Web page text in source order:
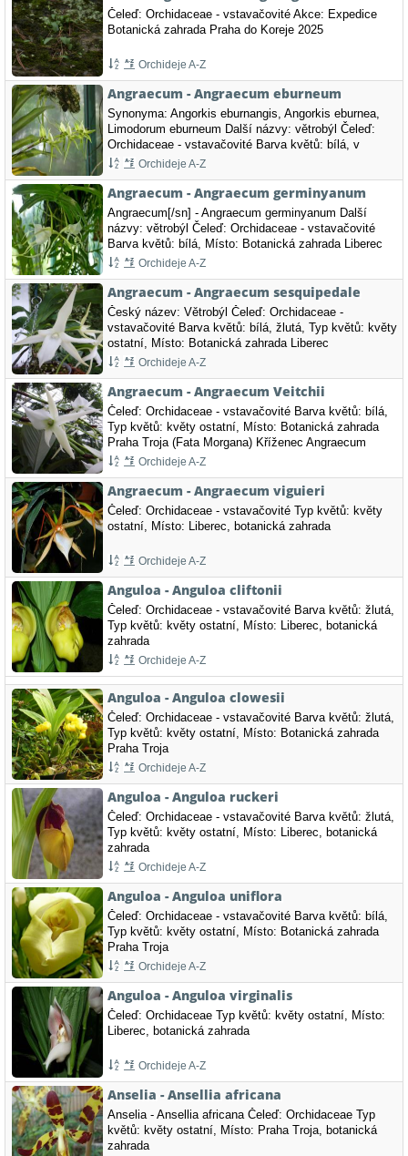
Čeleď: Orchidaceae - vstavačovité Akce: Expedice
Botanická zahrada Praha do Koreje 2025
Orchideje A-Z
Angraecum - Angraecum eburneum
Synonyma: Angorkis eburnangis, Angorkis eburnea,
Limodorum eburneum Další názvy: větrobýl Čeleď:
Orchidaceae - vstavačovité Barva květů: bílá, v
kombinaci se zelenou Místo: Botanická zahrada
Orchideje A-Z
Angraecum - Angraecum germinyanum
Angraecum[/sn] - Angraecum germinyanum Další
názvy: větrobýl Čeleď: Orchidaceae - vstavačovité
Barva květů: bílá, Místo: Botanická zahrada Liberec
Orchideje A-Z
Angraecum - Angraecum sesquipedale
Český název: Větrobýl Čeleď: Orchidaceae -
vstavačovité Barva květů: bílá, žlutá, Typ květů: květy
ostatní, Místo: Botanická zahrada Liberec
Orchideje A-Z
Angraecum - Angraecum Veitchii
Čeleď: Orchidaceae - vstavačovité Barva květů: bílá,
Typ květů: květy ostatní, Místo: Botanická zahrada
Praha Troja (Fata Morgana) Kříženec Angraecum
eburneum x Angraecum sesquipedale
Orchideje A-Z
Angraecum - Angraecum viguieri
Čeleď: Orchidaceae - vstavačovité Typ květů: květy
ostatní, Místo: Liberec, botanická zahrada
Orchideje A-Z
Anguloa - Anguloa cliftonii
Čeleď: Orchidaceae - vstavačovité Barva květů: žlutá,
Typ květů: květy ostatní, Místo: Liberec, botanická
zahrada
Orchideje A-Z
Anguloa - Anguloa clowesii
Čeleď: Orchidaceae - vstavačovité Barva květů: žlutá,
Typ květů: květy ostatní, Místo: Botanická zahrada
Praha Troja
Orchideje A-Z
Anguloa - Anguloa ruckeri
Čeleď: Orchidaceae - vstavačovité Barva květů: žlutá,
Typ květů: květy ostatní, Místo: Liberec, botanická
zahrada
Orchideje A-Z
Anguloa - Anguloa uniflora
Čeleď: Orchidaceae - vstavačovité Barva květů: bílá,
Typ květů: květy ostatní, Místo: Botanická zahrada
Praha Troja
Orchideje A-Z
Anguloa - Anguloa virginalis
Čeleď: Orchidaceae Typ květů: květy ostatní, Místo:
Liberec, botanická zahrada
Orchideje A-Z
Anselia - Ansellia africana
Anselia - Ansellia africana Čeleď: Orchidaceae Typ
květů: květy ostatní, Místo: Praha Troja, botanická
zahrada